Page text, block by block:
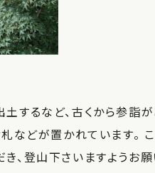
するなど、古くから参詣
などが置かれています
、登山下さいますようお願